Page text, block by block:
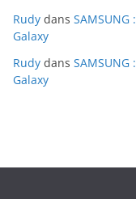
Rudy dans
Galaxy
Rudy dans
Galaxy